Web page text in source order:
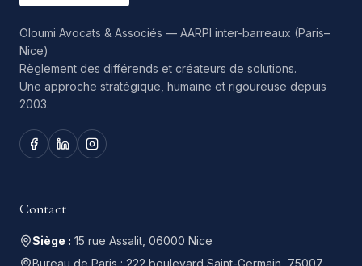
Oloumi Avocats & Associés — AARPI inter-barreaux (Paris–
Nice)
Règlement des différends et créateurs de solutions.
Une approche stratégique, humaine et rigoureuse depuis
2003.
Contact
Siège : 15 rue Assalit, 06000 Nice
Bureau de Paris : 222 boulevard Saint-Germain, 75007